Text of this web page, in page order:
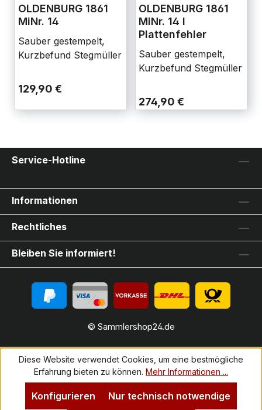
OLDENBURG 1861
MiNr. 14
Sauber gestempelt,
Kurzbefund Stegmüller
129,90 €
OLDENBURG 1861
MiNr. 14 I
Plattenfehler
Sauber gestempelt,
Kurzbefund Stegmüller
274,90 €
Service-Hotline
Informationen
Rechtliches
Bleiben Sie informiert!
© Sammlershop24.de
Diese Website verwendet Cookies, um eine bestmögliche
Erfahrung bieten zu können. Mehr Informationen ...
Nur technisch notwendige
Konfigurieren